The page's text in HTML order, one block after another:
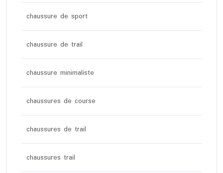
chaussure de sport
chaussure de trail
chaussure minimaliste
chaussures de course
chaussures de trail
chaussures trail